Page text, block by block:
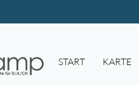
START KARTE